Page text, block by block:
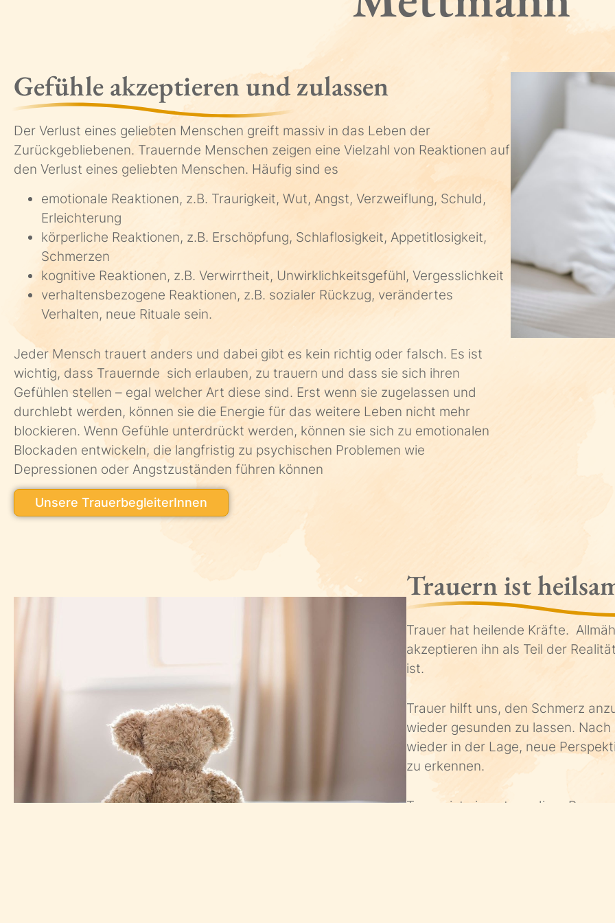
Gefühle akzeptieren und zulassen
Der Verlust eines geliebten Menschen greift massiv in das Leben der
Zurückgebliebenen. Trauernde Menschen zeigen eine Vielzahl von Reaktionen auf
den Verlust eines geliebten Menschen. Häufig sind es
emotionale Reaktionen, z.B. Traurigkeit, Wut, Angst, Verzweiflung, Schuld,
Erleichterung
körperliche Reaktionen, z.B. Erschöpfung, Schlaflosigkeit, Appetitlosigkeit,
Schmerzen
kognitive Reaktionen, z.B. Verwirrtheit, Unwirklichkeitsgefühl, Vergesslichkeit
verhaltensbezogene Reaktionen, z.B. sozialer Rückzug, verändertes
Verhalten, neue Rituale sein.
Jeder Mensch trauert anders und dabei gibt es kein richtig oder falsch. Es ist
wichtig, dass Trauernde sich erlauben, zu trauern und dass sie sich ihren
Gefühlen stellen – egal welcher Art diese sind. Erst wenn sie zugelassen und
durchlebt werden, können sie die Energie für das weitere Leben nicht mehr
blockieren. Wenn Gefühle unterdrückt werden, können sie sich zu emotionalen
Blockaden entwickeln, die langfristig zu psychischen Problemen wie
Depressionen oder Angstzuständen führen können
Unsere TrauerbegleiterInnen
Trauern ist
Trauer hat heilende Kräfte.
akzeptieren ihn als Teil der
ist.
Trauer hilft uns, den Schmerz
wieder gesunden zu lassen.
wieder in der Lage, neue
zu erkennen.
Trauer ist ein notwendiger